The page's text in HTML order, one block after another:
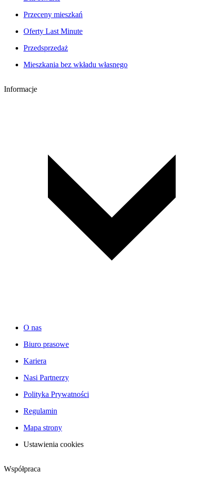
Przeceny mieszkań
Oferty Last Minute
Przedsprzedaż
Mieszkania bez wkładu własnego
Informacje
O nas
Biuro prasowe
Kariera
Nasi Partnerzy
Polityka Prywatności
Regulamin
Mapa strony
Ustawienia cookies
Współpraca